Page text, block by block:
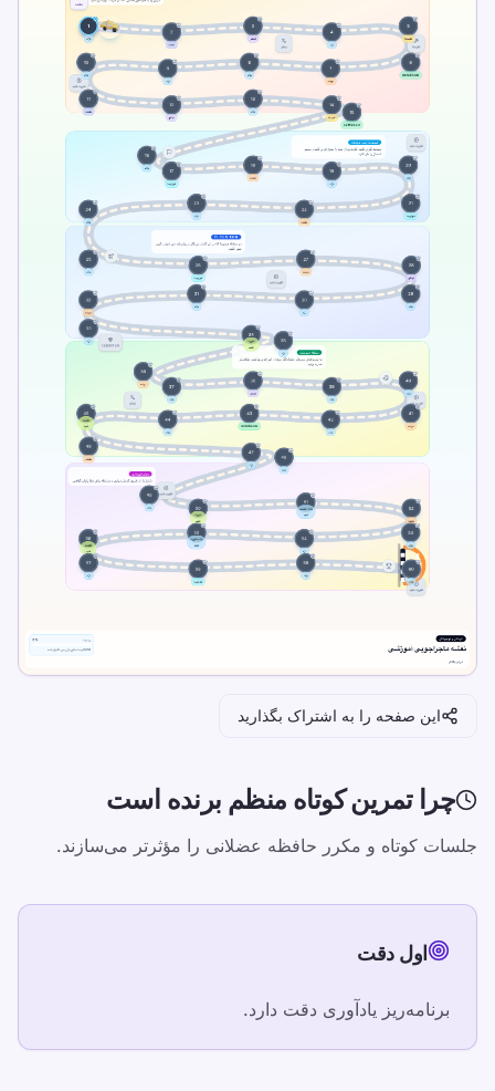
Updated 2026-07-08
By TypeLab Editorial Team
برنامه‌ریز هفتگی تایپ رایگان دانلود کنید. سفر تایپ
را به ماجراجویی تبدیل کنید! برنامه‌ریز با TypeLab
کار می‌کند. یک آزمون سرعت تایپ بگیرید، درس‌های
رایگان را
با TypeLab از آشنایی با کلیدهای اولیه به جریان
روزانه تایپ ده‌انگشتی برسید. درس‌های ساختارمند،
آزمون‌های قابل تکرار و تمرین‌های بازی‌محور کمک
می‌کنند اول دقت را بسازید و بعد سرعت را به شکل
پایدار افزایش دهید.
Pick one clear goal for today, go slowly
enough to stay accurate, and re-check under
the same settings.
یک آزمون سرعت تایپ بگیرید، درس‌های رایگان را
دنبال کنید و روزانه تمرین کنید تا WPM و دقت بهتر
خودتان را امتحان کنید
اول دقت
والدین چگونه استفاده کنند
این صفحه را به اشتراک بگذارید
چرا تمرین کوتاه منظم برنده است
جلسات کوتاه و مکرر حافظه عضلانی را مؤثرتر می‌سازند.
اول دقت
برنامه‌ریز یادآوری دقت دارد.